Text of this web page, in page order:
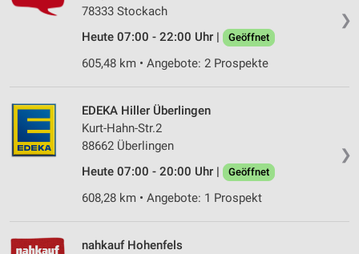
❯
78333 Stockach
Heute 07:00 - 22:00 Uhr |
Geöffnet
605,48 km • Angebote: 2 Prospekte
❯
EDEKA Hiller Überlingen
Kurt-Hahn-Str.2
88662 Überlingen
Heute 07:00 - 20:00 Uhr |
Geöffnet
608,28 km • Angebote: 1 Prospekt
nahkauf Hohenfels